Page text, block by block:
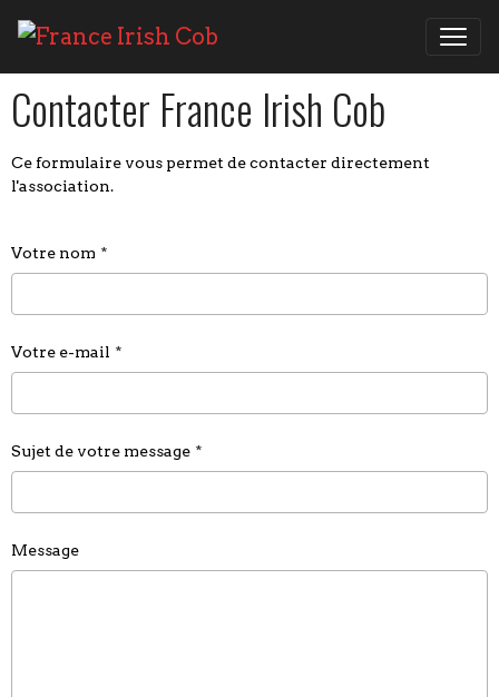
Contacter France Irish Cob
Ce formulaire vous permet de contacter directement
l'association.
Votre nom
Votre e-mail
Sujet de votre message
Message